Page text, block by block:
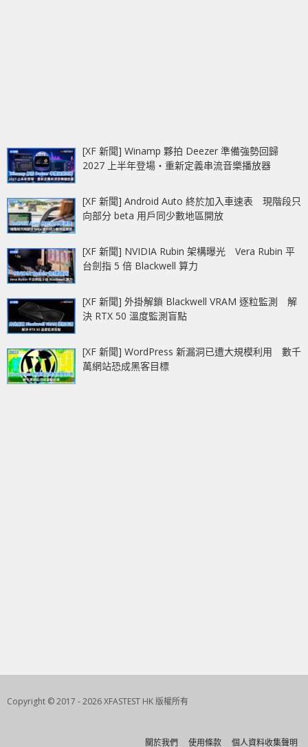
[XF 新聞] Winamp 夥拍 Deezer 準備強勢回歸
2027 上半年登場‧重新定義串流音樂播放器
[XF 新聞] Android Auto 終於加入車速表 現階段只
向部分 beta 用戶同少數地區開放
[XF 新聞] NVIDIA Rubin 架構曝光 Vera Rubin 平
台劍指 5 倍 Blackwell 算力
[XF 新聞] 外掛解鎖 Blackwell VRAM 逐粒監測 解
決 RTX 50 溫度監測盲點
[XF 新聞] WordPress 新漏洞已遭大規模利用 數千
萬網站恐成黑客目標
Copyright © 2017 - 2026 XFASTEST HK 版權所有
關於我們 使用條款 個人資料收集聲明